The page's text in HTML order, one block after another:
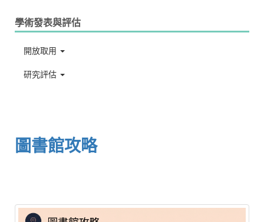
學術發表與評估
開放取用
研究評估
圖書館攻略